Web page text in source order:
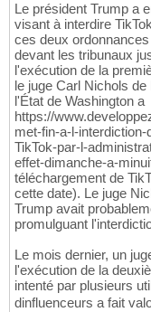
Le président Trump a
visant à interdire
ces deux
devant les tribunaux
l'exécution de la
le juge Carl Nichols
l'État de Washington a
https://
met-fin-a-l-
TikTok-par-l-
effet-dimanche-a-
téléchargement de
cette date). Le juge
Trump avait
promulguant
Le mois dernier, un
l'exécution de la
intenté par plusieurs
dinfluenceurs a fait